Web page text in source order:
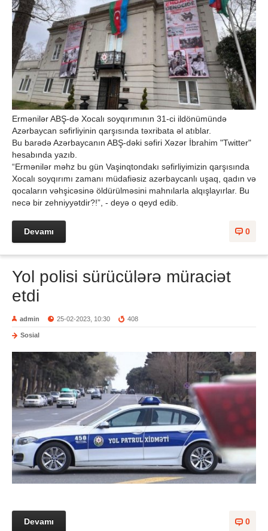
Ermənilər ABŞ-də Xocalı soyqırımının 31-ci ildönümündə
Azərbaycan səfirliyinin qarşısında təxribata əl atıblar.
Bu barədə Azərbaycanın ABŞ-dəki səfiri Xəzər İbrahim "Twitter"
hesabında yazıb.
“Ermənilər məhz bu gün Vaşinqtondakı səfirliyimizin qarşısında
Xocalı soyqırımı zamanı müdafiəsiz azərbaycanlı uşaq, qadın və
qocaların vəhşicəsinə öldürülməsini mahnılarla alqışlayırlar. Bu
necə bir zehniyyətdir?!”, - deyə o qeyd edib.
0
Devamı
Yol polisi sürücülərə müraciət
etdi
admin 25-02-2023, 10:30 408
Sosial
0
Devamı